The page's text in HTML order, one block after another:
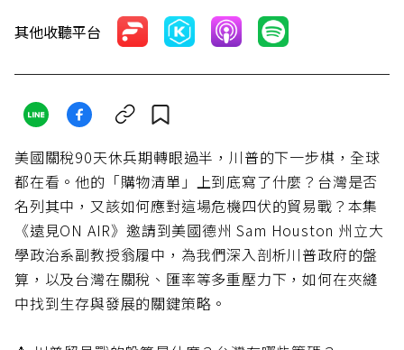
其他收聽平台
美國關稅90天休兵期轉眼過半，川普的下一步棋，全球
都在看。他的「購物清單」上到底寫了什麼？台灣是否
名列其中，又該如何應對這場危機四伏的貿易戰？本集
《遠見ON AIR》邀請到美國德州 Sam Houston 州立大
學政治系副教授翁履中，為我們深入剖析川普政府的盤
算，以及台灣在關稅、匯率等多重壓力下，如何在夾縫
中找到生存與發展的關鍵策略。